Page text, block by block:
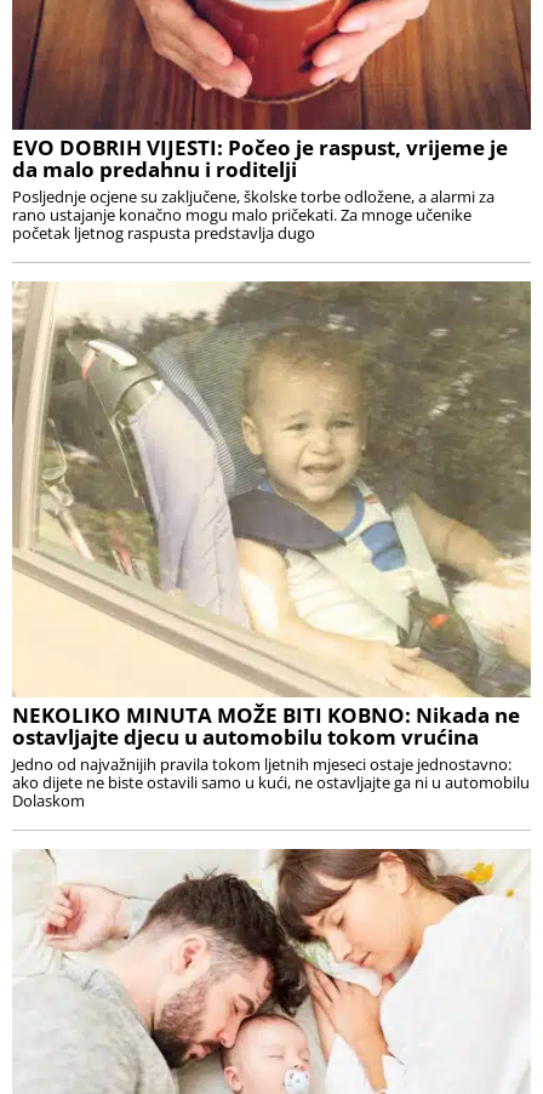
EVO DOBRIH VIJESTI: Počeo je raspust, vrijeme je
da malo predahnu i roditelji
Posljednje ocjene su zaključene, školske torbe odložene, a alarmi za
rano ustajanje konačno mogu malo pričekati. Za mnoge učenike
početak ljetnog raspusta predstavlja dugo
NEKOLIKO MINUTA MOŽE BITI KOBNO: Nikada ne
ostavljajte djecu u automobilu tokom vrućina
Jedno od najvažnijih pravila tokom ljetnih mjeseci ostaje jednostavno:
ako dijete ne biste ostavili samo u kući, ne ostavljajte ga ni u automobilu
Dolaskom